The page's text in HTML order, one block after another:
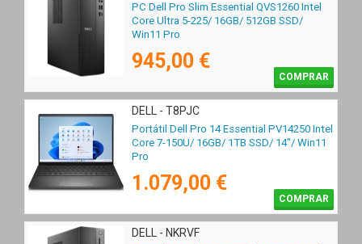
PC Dell Pro Slim Essential QVS1260 Intel
Core Ultra 5-225/ 16GB/ 512GB SSD/
Win11 Pro
945,00 €
COMPRAR
DELL - T8PJC
Portátil Dell Pro 14 Essential PV14250 Intel
Core 7-150U/ 16GB/ 1TB SSD/ 14"/ Win11
Pro
1.079,00 €
COMPRAR
DELL - NKRVF